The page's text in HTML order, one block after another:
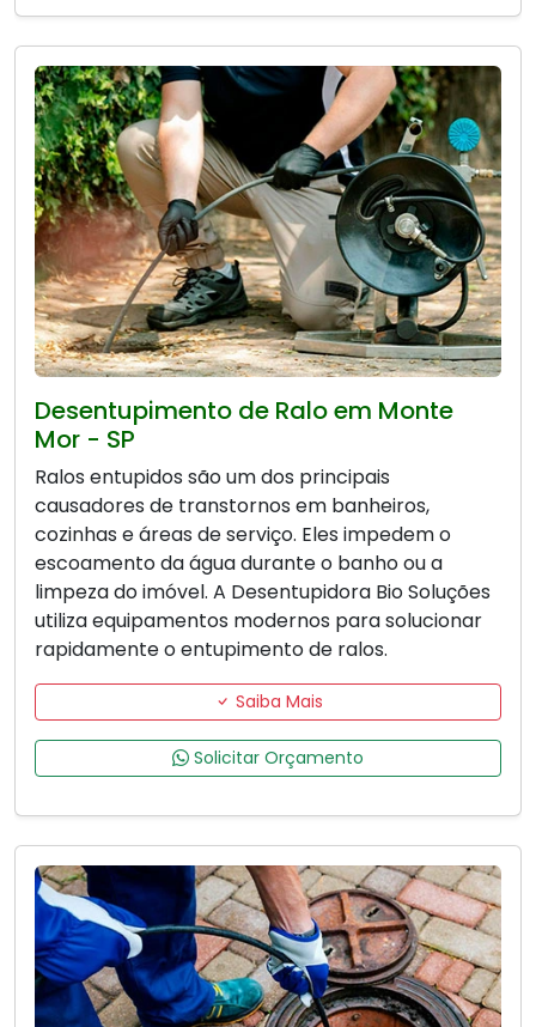
Desentupimento de Ralo em Monte
Mor - SP
Ralos entupidos são um dos principais
causadores de transtornos em banheiros,
cozinhas e áreas de serviço. Eles impedem o
escoamento da água durante o banho ou a
limpeza do imóvel. A Desentupidora Bio Soluções
utiliza equipamentos modernos para solucionar
rapidamente o entupimento de ralos.
Saiba Mais
Solicitar Orçamento